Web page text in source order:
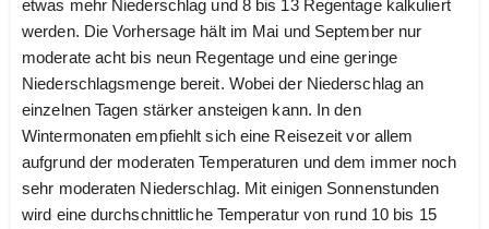
etwas mehr Niederschlag und 8 bis 13 Regentage kalkuliert
werden. Die Vorhersage hält im Mai und September nur
moderate acht bis neun Regentage und eine geringe
Niederschlagsmenge bereit. Wobei der Niederschlag an
einzelnen Tagen stärker ansteigen kann. In den
Wintermonaten empfiehlt sich eine Reisezeit vor allem
aufgrund der moderaten Temperaturen und dem immer noch
sehr moderaten Niederschlag. Mit einigen Sonnenstunden
wird eine durchschnittliche Temperatur von rund 10 bis 15